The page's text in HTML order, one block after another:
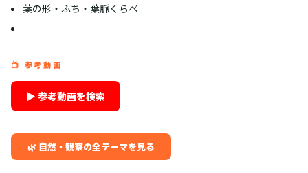
葉の形・ふち・葉脈くらべ
📺 参考動画
▶ 参考動画を検索
🌿 自然・観察の全テーマを見る